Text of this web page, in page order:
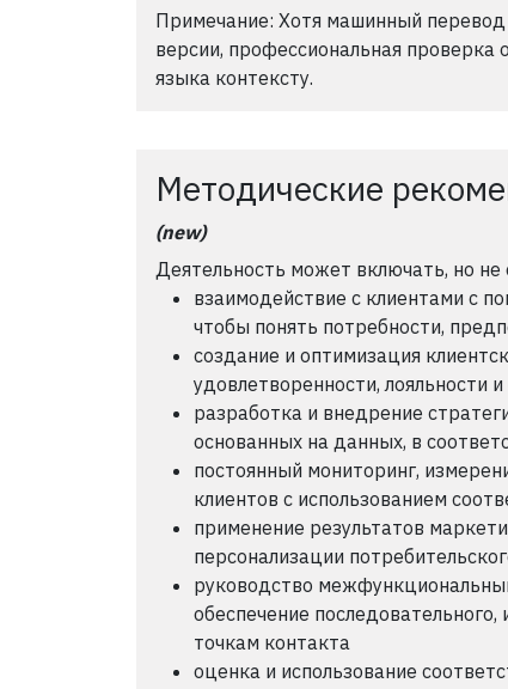
Примечание: Хотя машинный
версии, профессиональная проверка
языка контексту.
Методические
(new)
Деятельность может включать, но не
взаимодействие с клиентами с
чтобы понять потребности,
создание и оптимизация
удовлетворенности, лояльности
разработка и внедрение
основанных на данных, в
постоянный мониторинг,
клиентов с использованием
применение результатов
персонализации
руководство
обеспечение
точкам контакта
оценка и использование